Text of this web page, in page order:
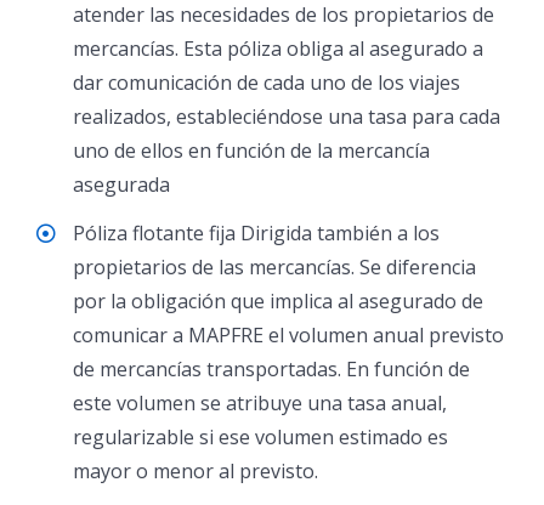
atender las necesidades de los propietarios de
mercancías. Esta póliza obliga al asegurado a
dar comunicación de cada uno de los viajes
realizados, estableciéndose una tasa para cada
uno de ellos en función de la mercancía
asegurada
Póliza flotante fija Dirigida también a los
propietarios de las mercancías. Se diferencia
por la obligación que implica al asegurado de
comunicar a MAPFRE el volumen anual previsto
de mercancías transportadas. En función de
este volumen se atribuye una tasa anual,
regularizable si ese volumen estimado es
mayor o menor al previsto.